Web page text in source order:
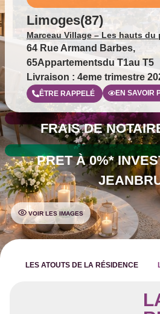
Limoges(87)
Marceau Village – Les hauts du
64 Rue Armand Barbes,
65Appartementsdu T1au T5
Livraison : 4eme trimestre
ÊTRE RAPPELÉ EN SAVOIR
FRAIS DE
PRET À 0%*
VOIR LES IMAGES
LES ATOUTS DE LA RÉSIDENCE